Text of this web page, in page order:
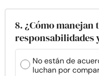
8. ¿Cómo manejan
responsabilidades
No están de
luchan por